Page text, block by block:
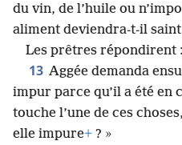
du vin, de l’huile ou
aliment deviendra-t-il saint
Les prêtres répondirent :
13 Aggée demanda
impur parce qu’il a été en
touche l’une de ces
elle impure+ ? »